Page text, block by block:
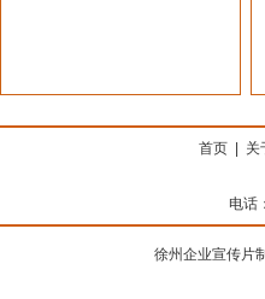
首页 关
电话
徐州企业宣传片